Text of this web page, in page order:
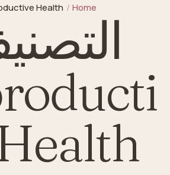
Home
/
Health